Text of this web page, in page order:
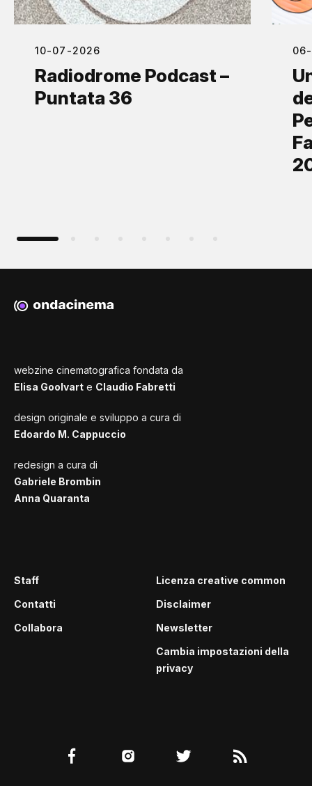
10-07-2026
Radiodrome Podcast –
Puntata 36
webzine cinematografica fondata da
Elisa Goolvart e Claudio Fabretti
design originale e sviluppo a cura di
Edoardo M. Cappuccio
redesign a cura di
Gabriele Brombin
Anna Quaranta
Staff
Contatti
Collabora
Licenza creative common
Disclaimer
Newsletter
Cambia impostazioni della
privacy